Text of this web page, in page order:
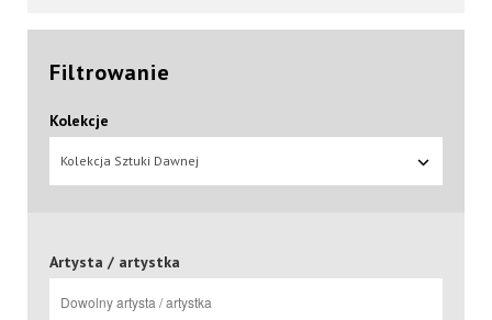
Filtrowanie
Kolekcje
Kolekcja Sztuki Dawnej
Artysta / artystka